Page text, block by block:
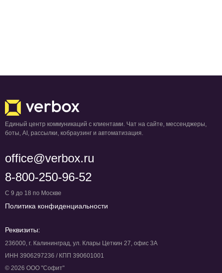
Единый центр коммуникаций с клиентами. Чат на сайте, мессенджеры,
боты, AI, рассылки, кобраузинг и автоматизация.
office@verbox.ru
8-800-250-96-52
С 9 до 18 по Москве
Политика конфиденциальности
Реквизиты:
236000, г. Калининград, ул. Клары Цеткин 27, офис 3А
ИНН 3906297236 / КПП 390601001
© 2026 ООО "Софит"